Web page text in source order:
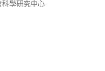
學研究中心